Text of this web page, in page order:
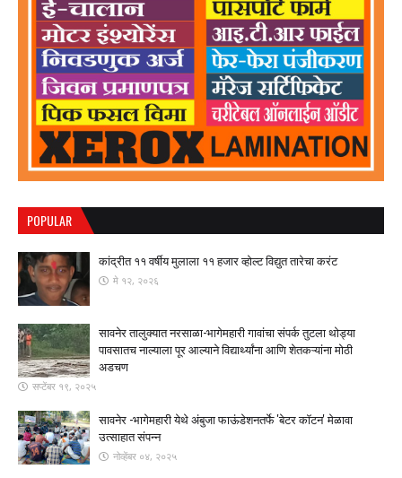
POPULAR
कांद्रीत ११ वर्षीय मुलाला ११ हजार व्होल्ट विद्युत तारेचा करंट
मे १२, २०२६
सावनेर तालुक्यात नरसाळा-भागेमहारी गावांचा संपर्क तुटला ​थोड्या
पावसातच नाल्याला पूर आल्याने विद्यार्थ्यांना आणि शेतकऱ्यांना मोठी
अडचण
सप्टेंबर १९, २०२५
सावनेर -भागेमहारी येथे अंबुजा फाऊंडेशनतर्फे 'बेटर कॉटन' मेळावा
उत्साहात संपन्न
नोव्हेंबर ०४, २०२५